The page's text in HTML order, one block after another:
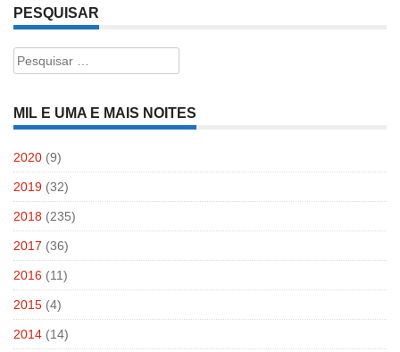
PESQUISAR
Pesquisar
por:
MIL E UMA E MAIS NOITES
2020 (9)
2019 (32)
2018 (235)
2017 (36)
2016 (11)
2015 (4)
2014 (14)